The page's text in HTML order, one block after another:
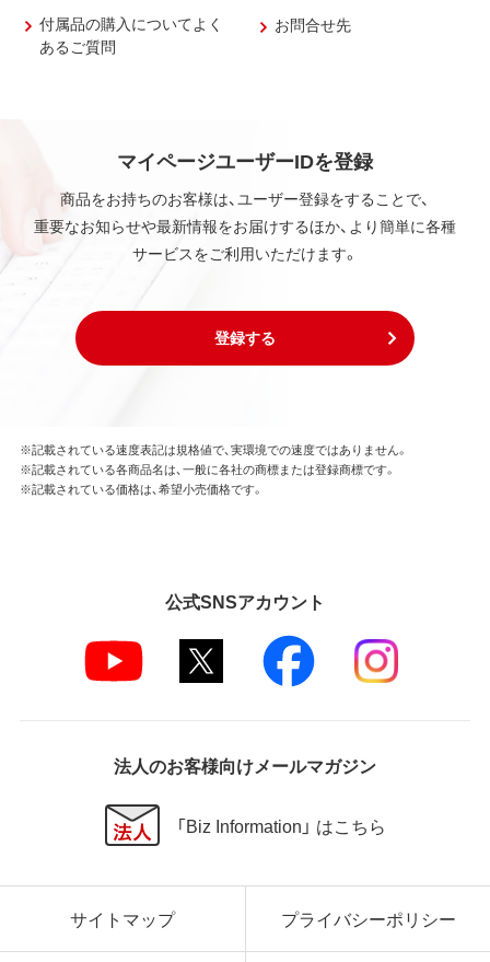
付属品の購入についてよく
あるご質問
お問合せ先
マイページユーザーIDを登録
商品をお持ちのお客様は、ユーザー登録をすることで、
重要なお知らせや最新情報をお届けするほか、より簡単に各種
サービスをご利用いただけます。
登録する
※記載されている速度表記は規格値で、実環境での速度ではありません。
※記載されている各商品名は、一般に各社の商標または登録商標です。
※記載されている価格は、希望小売価格です。
公式SNSアカウント
法人のお客様向けメールマガジン
「Biz Information」 はこちら
サイトマップ プライバシーポリシー